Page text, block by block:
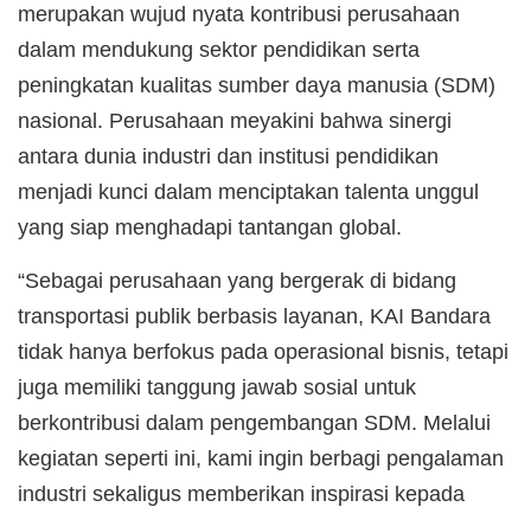
merupakan wujud nyata kontribusi perusahaan
dalam mendukung sektor pendidikan serta
peningkatan kualitas sumber daya manusia (SDM)
nasional. Perusahaan meyakini bahwa sinergi
antara dunia industri dan institusi pendidikan
menjadi kunci dalam menciptakan talenta unggul
yang siap menghadapi tantangan global.
“Sebagai perusahaan yang bergerak di bidang
transportasi publik berbasis layanan, KAI Bandara
tidak hanya berfokus pada operasional bisnis, tetapi
juga memiliki tanggung jawab sosial untuk
berkontribusi dalam pengembangan SDM. Melalui
kegiatan seperti ini, kami ingin berbagi pengalaman
industri sekaligus memberikan inspirasi kepada